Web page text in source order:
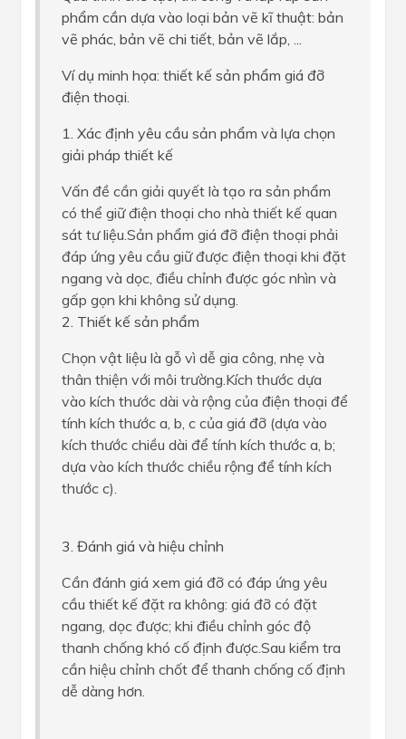
phẩm cần dựa vào loại bản vẽ kĩ thuật: bản
vẽ phác, bản vẽ chi tiết, bản vẽ lắp, ...
Ví dụ minh họa: thiết kế sản phẩm giá đỡ
điện thoại.
1. Xác định yêu cầu sản phẩm và lựa chọn
giải pháp thiết kế
Vấn đề cần giải quyết là tạo ra sản phẩm
có thể giữ điện thoại cho nhà thiết kế quan
sát tư liệu.Sản phẩm giá đỡ điện thoại phải
đáp ứng yêu cầu giữ được điện thoại khi đặt
ngang và dọc, điều chỉnh được góc nhìn và
gấp gọn khi không sử dụng.
2. Thiết kế sản phẩm
Chọn vật liệu là gỗ vì dễ gia công, nhẹ và
thân thiện với môi trường.Kích thước dựa
vào kích thước dài và rộng của điện thoại để
tính kích thước a, b, c của giá đỡ (dựa vào
kích thước chiều dài để tính kích thước a, b;
dựa vào kích thước chiều rộng để tính kích
thước c).
3. Đánh giá và hiệu chỉnh
Cần đánh giá xem giá đỡ có đáp ứng yêu
cầu thiết kế đặt ra không: giá đỡ có đặt
ngang, dọc được; khi điều chỉnh góc độ
thanh chống khó cố định được.Sau kiểm tra
cần hiệu chỉnh chốt để thanh chống cố định
dễ dàng hơn.